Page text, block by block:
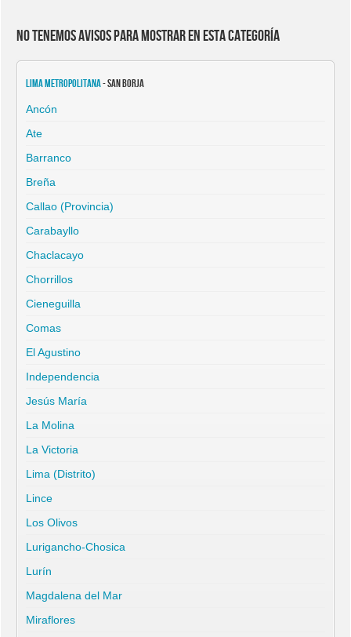
No tenemos avisos para mostrar en esta categoría
Lima Metropolitana- San Borja
Ancón
Ate
Barranco
Breña
Callao (Provincia)
Carabayllo
Chaclacayo
Chorrillos
Cieneguilla
Comas
El Agustino
Independencia
Jesús María
La Molina
La Victoria
Lima (Distrito)
Lince
Los Olivos
Lurigancho-Chosica
Lurín
Magdalena del Mar
Miraflores